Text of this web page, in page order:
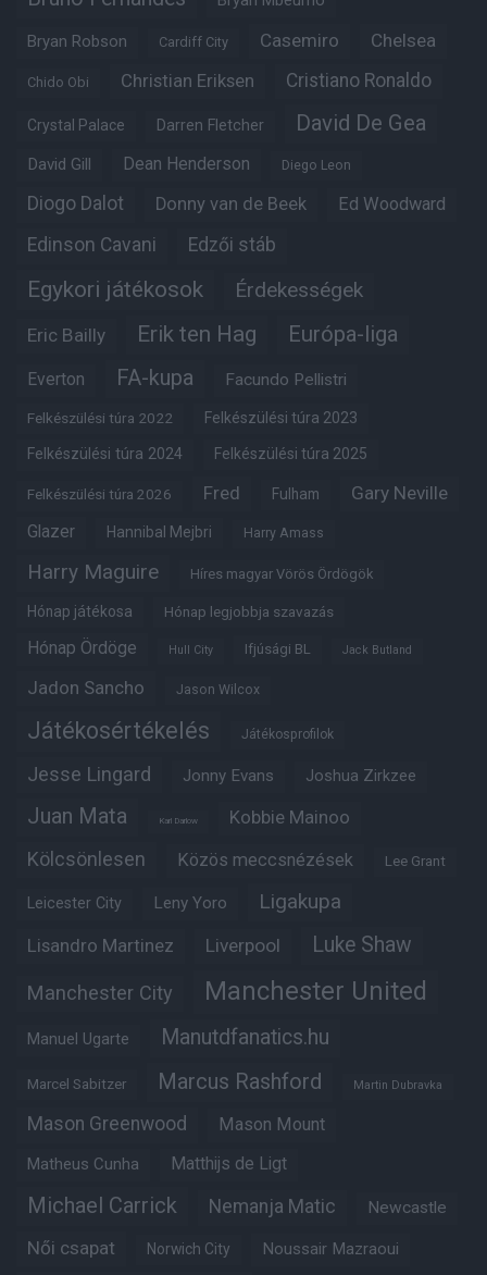
Bryan Robson Cardiff City Casemiro Chelsea
Chido Obi Christian Eriksen Cristiano Ronaldo
Crystal Palace Darren Fletcher David De Gea
David Gill Dean Henderson Diego Leon
Diogo Dalot Donny van de Beek Ed Woodward
Edinson Cavani Edzői stáb
Egykori játékosok Érdekességek
Eric Bailly Erik ten Hag Európa-liga
Everton FA-kupa Facundo Pellistri
Felkészülési túra 2022 Felkészülési túra 2023
Felkészülési túra 2024 Felkészülési túra 2025
Felkészülési túra 2026 Fred Fulham Gary Neville
Glazer Hannibal Mejbri Harry Amass
Harry Maguire Híres magyar Vörös Ördögök
Hónap játékosa Hónap legjobbja szavazás
Hónap Ördöge Hull City Ifjúsági BL Jack Butland
Jadon Sancho Jason Wilcox
Játékosértékelés Játékosprofilok
Jesse Lingard Jonny Evans Joshua Zirkzee
Juan Mata Karl Darlow Kobbie Mainoo
Kölcsönlesen Közös meccsnézések Lee Grant
Leicester City Leny Yoro Ligakupa
Lisandro Martinez Liverpool Luke Shaw
Manchester City Manchester United
Manuel Ugarte Manutdfanatics.hu
Marcel Sabitzer Marcus Rashford Martin Dubravka
Mason Greenwood Mason Mount
Matheus Cunha Matthijs de Ligt
Michael Carrick Nemanja Matic Newcastle
Női csapat Norwich City Noussair Mazraoui